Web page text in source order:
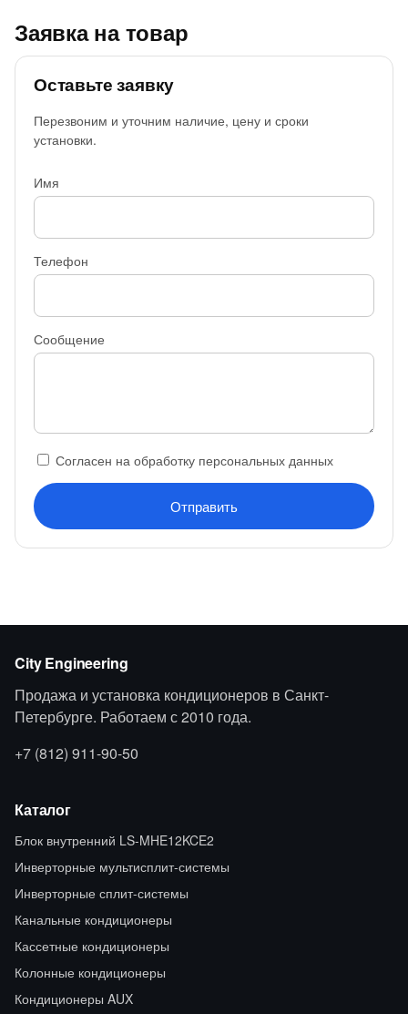
Заявка на товар
Оставьте заявку
Перезвоним и уточним наличие, цену и сроки
установки.
Имя
Телефон
Сообщение
Согласен на обработку персональных данных
Отправить
City Engineering
Продажа и установка кондиционеров в Санкт-
Петербурге. Работаем с 2010 года.
+7 (812) 911-90-50
Каталог
Блок внутренний LS-MHE12KCE2
Инверторные мультисплит-системы
Инверторные сплит-системы
Канальные кондиционеры
Кассетные кондиционеры
Колонные кондиционеры
Кондиционеры AUX